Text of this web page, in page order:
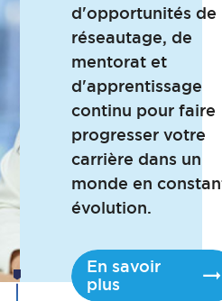
d'opportunités de
réseautage, de
mentorat et
d'apprentissage
continu pour faire
progresser votre
carrière dans un
monde en
évolution.
En savoir
plus